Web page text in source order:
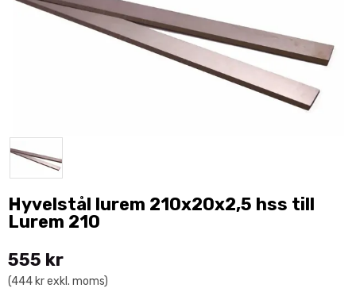
Hyvelstål lurem 210x20x2,5 hss till
Lurem 210
555 kr
(444 kr exkl. moms)